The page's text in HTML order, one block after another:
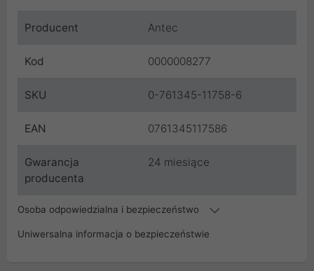
Producent Antec
Kod 0000008277
SKU 0-761345-11758-6
EAN 0761345117586
Gwarancja
producenta
24 miesiące
Osoba odpowiedzialna i bezpieczeństwo
Uniwersalna informacja o bezpieczeństwie